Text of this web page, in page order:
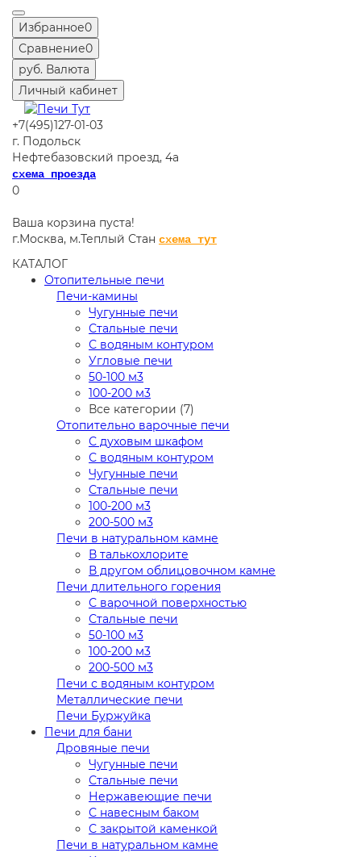
Избранное0
Сравнение0
руб. Валюта
Личный кабинет
+7(495)127-01-03
г. Подольск
Нефтебазовский проезд, 4а
схема проезда
0
Ваша корзина пуста!
г.Москва, м.Теплый Стан схема тут
КАТАЛОГ
Отопительные печи
Печи-камины
Чугунные печи
Стальные печи
С водяным контуром
Угловые печи
50-100 м3
100-200 м3
Все категории (7)
Отопительно варочные печи
С духовым шкафом
С водяным контуром
Чугунные печи
Стальные печи
100-200 м3
200-500 м3
Печи в натуральном камне
В талькохлорите
В другом облицовочном камне
Печи длительного горения
С варочной поверхностью
Стальные печи
50-100 м3
100-200 м3
200-500 м3
Печи с водяным контуром
Металлические печи
Печи Буржуйка
Печи для бани
Дровяные печи
Чугунные печи
Стальные печи
Нержавеющие печи
С навесным баком
С закрытой каменкой
Печи в натуральном камне